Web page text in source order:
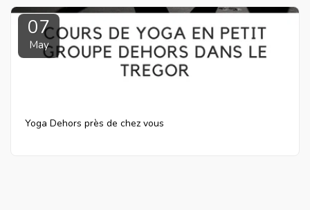
07
May
Yoga Dehors près de chez vous